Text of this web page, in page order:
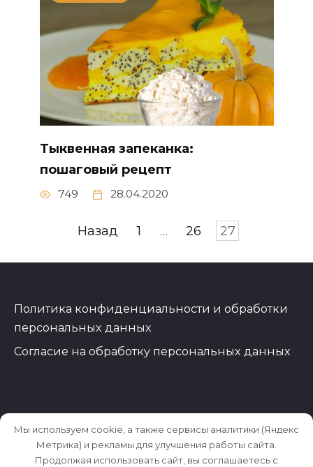
Тыквенная запеканка:
пошаговый рецепт
749 28.04.2020
ПагинацияНазад 1 … 26 27
Политика конфиденциальности и обработки
персональных данных
Согласие на обработку персональных данных
Мы используем cookie, а также сервисы аналитики (Яндекс
Метрика) и рекламы для улучшения работы сайта.
Продолжая использовать сайт, вы соглашаетесь с